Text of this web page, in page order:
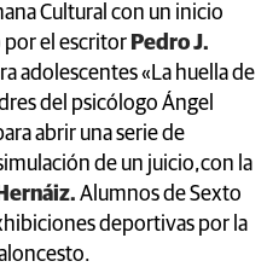
Cultural con un inicio
por el escritor Pedro J.
adolescentes «La huella de
del psicólogo Ángel
abrir una serie de
de un juicio,con la
Alumnos de Sexto
deportivas por la